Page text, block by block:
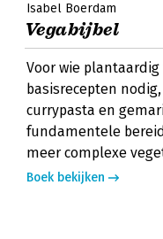
Isabel Boerdam
Vegabijbel
Voor wie
basisrecepten
currypasta en
fundamentele
meer complexe
Boek bekijken